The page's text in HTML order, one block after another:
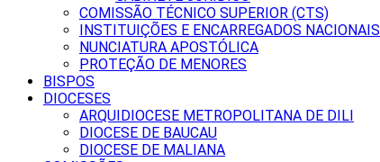
COMISSÃO TÉCNICO SUPERIOR (CTS)
INSTITUIÇÕES E ENCARREGADOS NACIONAIS
NUNCIATURA APOSTÓLICA
PROTEÇÃO DE MENORES
BISPOS
DIOCESES
ARQUIDIOCESE METROPOLITANA DE DILI
DIOCESE DE BAUCAU
DIOCESE DE MALIANA